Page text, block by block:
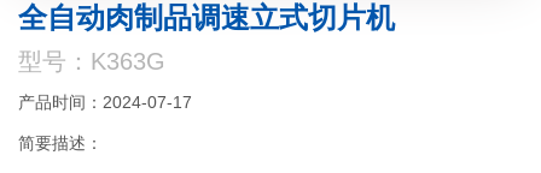
全自动肉制品调速立式切片机
型号：K363G
产品时间：2024-07-17
简要描述：